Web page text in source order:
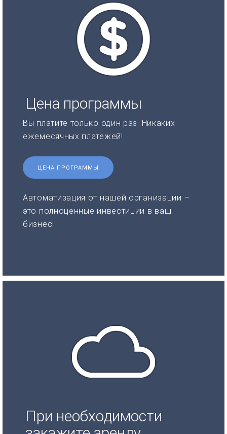
Цена программы
Вы платите только один раз. Никаких
ежемесячных платежей!
ЦЕНА ПРОГРАММЫ
Автоматизация от нашей организации –
это полноценные инвестиции в ваш
бизнес!
При необходимости